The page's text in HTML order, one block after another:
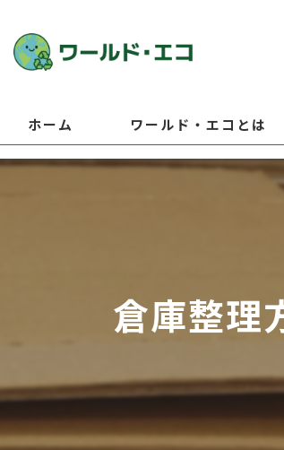
ホーム ワールド・エコとは
倉庫整理